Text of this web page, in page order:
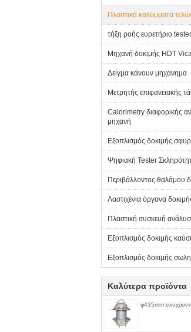
Πλαστικά καλύμματα
τήξη ροής ευρετήριο tester
Μηχανή δοκιμής HDT
Δείγμα κάνουν μηχάνημα
Μετρητής επιφανειακής
Calorimetry διαφορικής
μηχανή
Εξοπλισμός δοκιμής
Ψηφιακή Tester
Περιβάλλοντος θαλάμου
Λαστιχένια όργανα
Πλαστική συσκευή
Εξοπλισμός δοκιμής
Εξοπλισμός δοκιμής
Καλύτερα προϊόντα
φ435mm